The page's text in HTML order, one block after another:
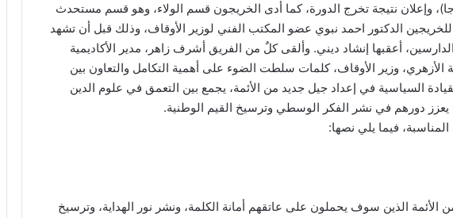
وإعلان نتيجة تخرج الدورة، كما أدى الخريجون قسم الولاء، وهو قسم مستحدث
للخريجين الدكتور احمد نبوي عضو المكتب الفني لوزير الأوقاف، وذلك قبل أن تشهد
أعقبها إنشاد ديني. وألقى كلٌ من الفريق أشرف زاهر، مدير الأكاديمية
الأزهري، وزير الأوقاف، كلمات سلطت الضوء على أهمية التكامل والتعاون بين
السياسية في إعداد جيل جديد من الأئمة، يجمع بين التعمق في علوم الدين
يعزز دورهم في نشر الفكر الوسطي وترسيخ القيم الوطنية.
فيما يلي نصها:
الأئمة الذين سوف يحملون على عاتقهم أمانة الكلمة، ونشر نور الهداية، وترسيخ